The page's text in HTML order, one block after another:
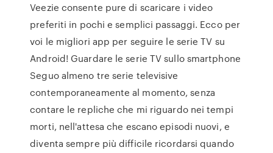
Veezie consente pure di scaricare i video
preferiti in pochi e semplici passaggi. Ecco per
voi le migliori app per seguire le serie TV su
Android! Guardare le serie TV sullo smartphone
Seguo almeno tre serie televisive
contemporaneamente al momento, senza
contare le repliche che mi riguardo nei tempi
morti, nell'attesa che escano episodi nuovi, e
diventa sempre più difficile ricordarsi quando